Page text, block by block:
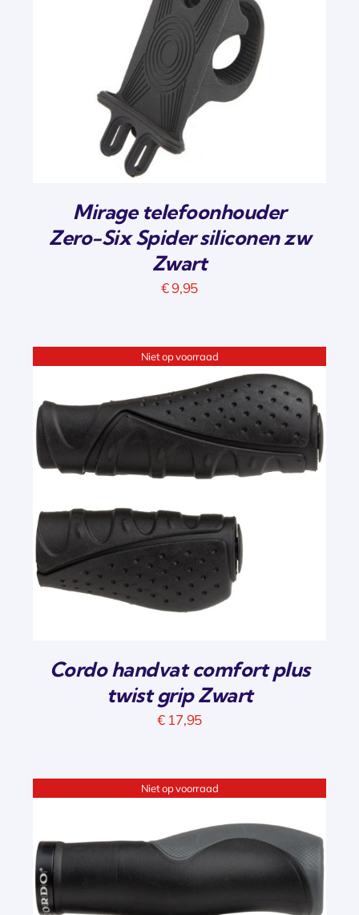
Mirage telefoonhouder
Zero-Six Spider siliconen zw
Zwart
€9,95
Niet op voorraad
Cordo handvat comfort plus
twist grip Zwart
€17,95
Niet op voorraad